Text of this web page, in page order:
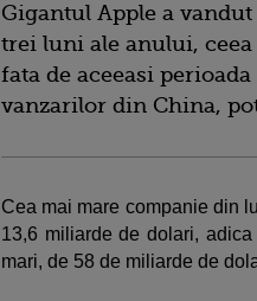
Gigantul Apple a
trei luni ale anului,
fata de aceeasi
vanzarilor din China,
Cea mai mare companie din
13,6 miliarde de dolari,
mari, de 58 de miliarde de